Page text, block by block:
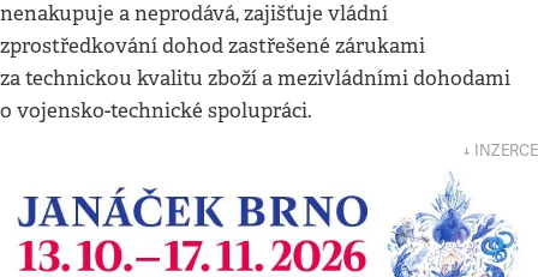
nenakupuje a neprodává, zajišťuje vládní
zprostředkování dohod zastřešené zárukami
za technickou kvalitu zboží a mezivládními dohodami
o vojensko-technické spolupráci.
↓ INZERCE